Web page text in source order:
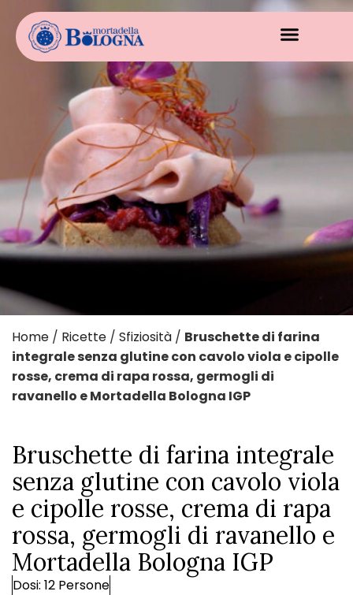
Home / Ricette / Sfiziosità / Bruschette di farina
integrale senza glutine con cavolo viola e cipolle
rosse, crema di rapa rossa, germogli di
ravanello e Mortadella Bologna IGP
Bruschette di farina integrale
senza glutine con cavolo viola
e cipolle rosse, crema di rapa
rossa, germogli di ravanello e
Mortadella Bologna IGP
Dosi: 12 Persone